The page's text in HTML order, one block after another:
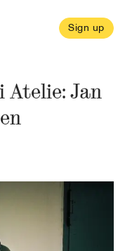
Sign up
Atelie: Jan